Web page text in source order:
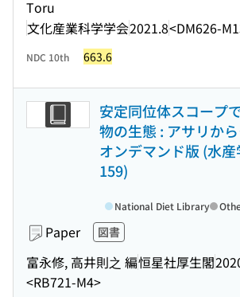
Toru
文化産業科学学会2021.8<DM626-
NDC 10th 663.6
安定同位体スコープ
物の生態 : アサリか
オンデマンド版 (水
159)
Paper 図書
富永修, 高井則之 編恒星社厚生閣
<RB721-M4>
National Diet Library